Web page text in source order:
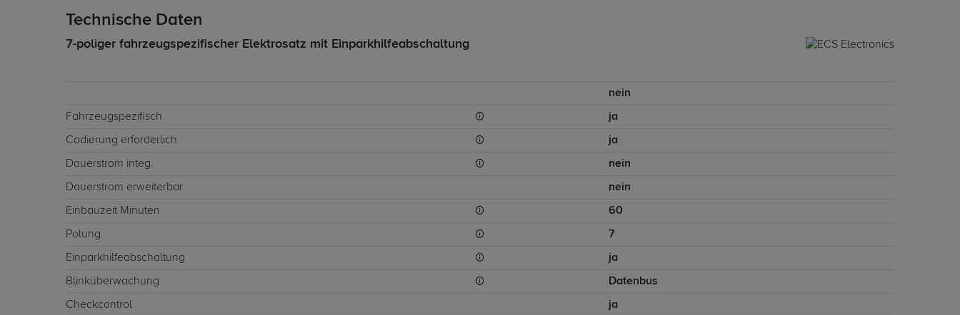
Technische Daten
7-poliger fahrzeugspezifischer Elektrosatz mit Einparkhilfeabschaltung
nein
Fahrzeugspezifisch ja
Codierung erforderlich ja
Dauerstrom integ. nein
Dauerstrom erweiterbar nein
Einbauzeit Minuten 60
Polung 7
Einparkhilfeabschaltung ja
Blinküberwachung Datenbus
Checkcontrol ja